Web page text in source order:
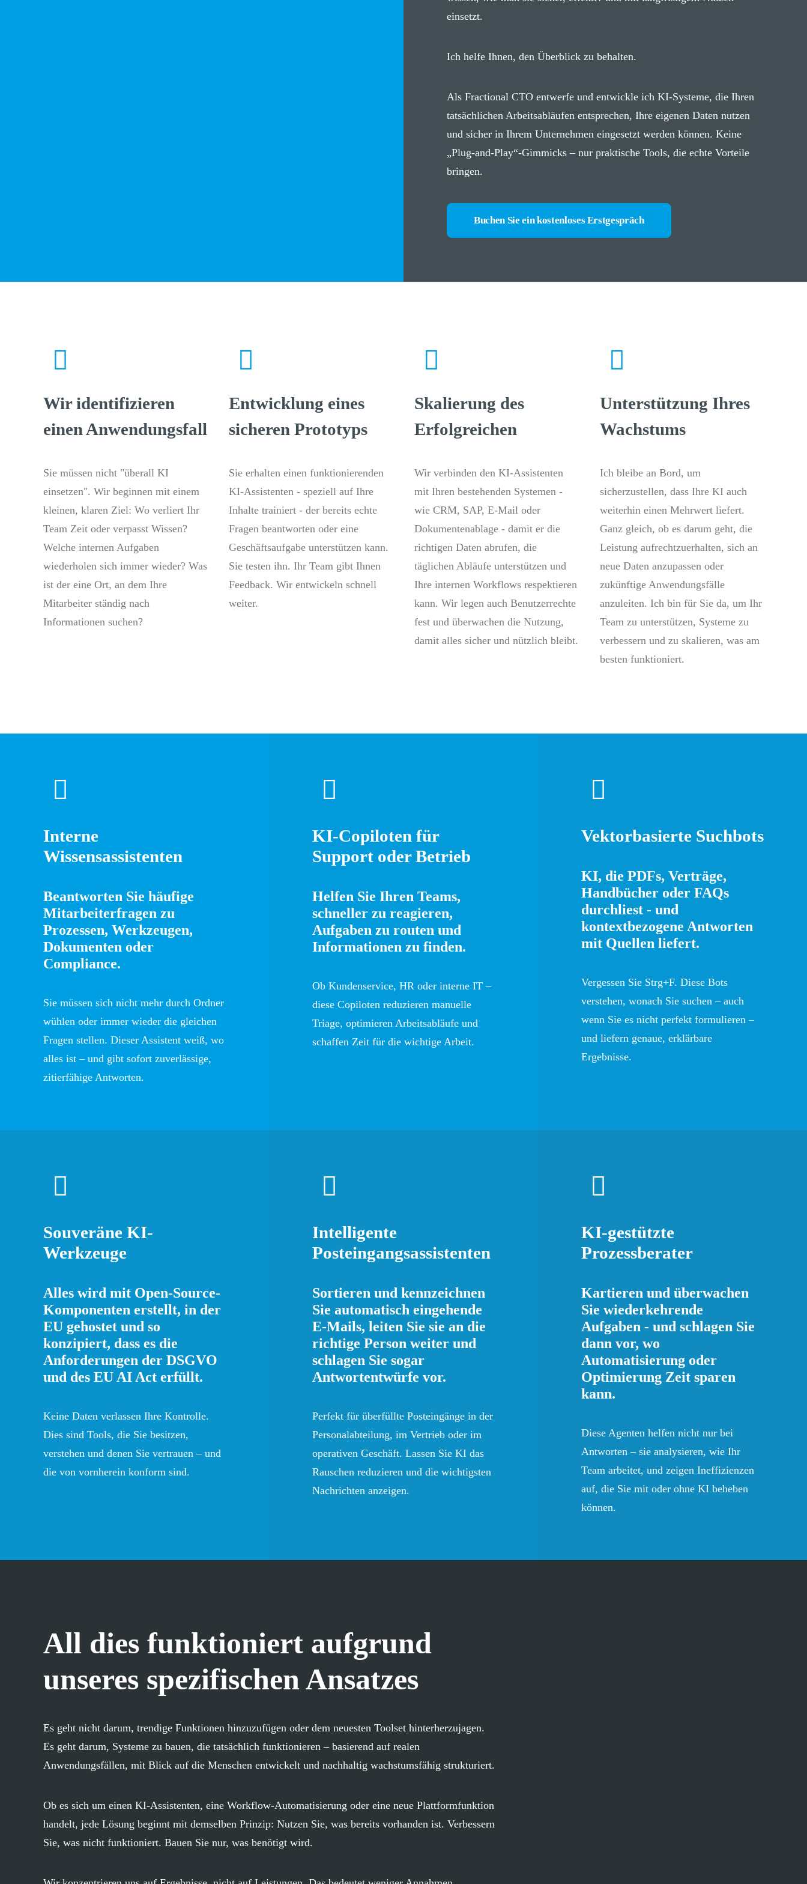
einsetzt.
Ich helfe Ihnen, den Überblick zu behalten.
Als Fractional CTO entwerfe und entwickle ich KI-Systeme, die Ihren
tatsächlichen Arbeitsabläufen entsprechen, Ihre eigenen Daten nutzen
und sicher in Ihrem Unternehmen eingesetzt werden können. Keine
„Plug-and-Play“-Gimmicks – nur praktische Tools, die echte Vorteile
bringen.
Buchen Sie ein kostenloses Erstgespräch
Wir identifizieren
einen Anwendungsfall
Sie müssen nicht "überall KI
einsetzen". Wir beginnen mit einem
kleinen, klaren Ziel: Wo verliert Ihr
Team Zeit oder verpasst Wissen?
Welche internen Aufgaben
wiederholen sich immer wieder? Was
ist der eine Ort, an dem Ihre
Mitarbeiter ständig nach
Informationen suchen?
Entwicklung eines
sicheren Prototyps
Sie erhalten einen funktionierenden
KI-Assistenten - speziell auf Ihre
Inhalte trainiert - der bereits echte
Fragen beantworten oder eine
Geschäftsaufgabe unterstützen kann.
Sie testen ihn. Ihr Team gibt Ihnen
Feedback. Wir entwickeln schnell
weiter.
Skalierung des
Erfolgreichen
Wir verbinden den KI-Assistenten
mit Ihren bestehenden Systemen -
wie CRM, SAP, E-Mail oder
Dokumentenablage - damit er die
richtigen Daten abrufen, die
täglichen Abläufe unterstützen und
Ihre internen Workflows respektieren
kann. Wir legen auch Benutzerrechte
fest und überwachen die Nutzung,
damit alles sicher und nützlich bleibt.
Unterstützung Ihres
Wachstums
Ich bleibe an Bord, um
sicherzustellen, dass Ihre KI auch
weiterhin einen Mehrwert liefert.
Ganz gleich, ob es darum geht, die
Leistung aufrechtzuerhalten, sich an
neue Daten anzupassen oder
zukünftige Anwendungsfälle
anzuleiten. Ich bin für Sie da, um Ihr
Team zu unterstützen, Systeme zu
verbessern und zu skalieren, was am
besten funktioniert.
Interne
Wissensassistenten
Beantworten Sie häufige
Mitarbeiterfragen zu
Prozessen, Werkzeugen,
Dokumenten oder
Compliance.
Sie müssen sich nicht mehr durch Ordner
wühlen oder immer wieder die gleichen
Fragen stellen. Dieser Assistent weiß, wo
alles ist – und gibt sofort zuverlässige,
zitierfähige Antworten.
KI-Copiloten für
Support oder Betrieb
Helfen Sie Ihren Teams,
schneller zu reagieren,
Aufgaben zu routen und
Informationen zu finden.
Ob Kundenservice, HR oder interne IT –
diese Copiloten reduzieren manuelle
Triage, optimieren Arbeitsabläufe und
schaffen Zeit für die wichtige Arbeit.
Vektorbasierte Suchbots
KI, die PDFs, Verträge,
Handbücher oder FAQs
durchliest - und
kontextbezogene Antworten
mit Quellen liefert.
Vergessen Sie Strg+F. Diese Bots
verstehen, wonach Sie suchen – auch
wenn Sie es nicht perfekt formulieren –
und liefern genaue, erklärbare
Ergebnisse.
Souveräne KI-
Werkzeuge
Alles wird mit Open-Source-
Komponenten erstellt, in der
EU gehostet und so
konzipiert, dass es die
Anforderungen der DSGVO
und des EU AI Act erfüllt.
Keine Daten verlassen Ihre Kontrolle.
Dies sind Tools, die Sie besitzen,
verstehen und denen Sie vertrauen – und
die von vornherein konform sind.
Intelligente
Posteingangsassistenten
Sortieren und kennzeichnen
Sie automatisch eingehende
E-Mails, leiten Sie sie an die
richtige Person weiter und
schlagen Sie sogar
Antwortentwürfe vor.
Perfekt für überfüllte Posteingänge in der
Personalabteilung, im Vertrieb oder im
operativen Geschäft. Lassen Sie KI das
Rauschen reduzieren und die wichtigsten
Nachrichten anzeigen.
KI-gestützte
Prozessberater
Kartieren und überwachen
Sie wiederkehrende
Aufgaben - und schlagen Sie
dann vor, wo
Automatisierung oder
Optimierung Zeit sparen
kann.
Diese Agenten helfen nicht nur bei
Antworten – sie analysieren, wie Ihr
Team arbeitet, und zeigen Ineffizienzen
auf, die Sie mit oder ohne KI beheben
können.
All dies funktioniert aufgrund
unseres spezifischen Ansatzes
Es geht nicht darum, trendige Funktionen hinzuzufügen oder dem neuesten Toolset hinterherzujagen.
Es geht darum, Systeme zu bauen, die tatsächlich funktionieren – basierend auf realen
Anwendungsfällen, mit Blick auf die Menschen entwickelt und nachhaltig wachstumsfähig strukturiert.
Ob es sich um einen KI-Assistenten, eine Workflow-Automatisierung oder eine neue Plattformfunktion
handelt, jede Lösung beginnt mit demselben Prinzip: Nutzen Sie, was bereits vorhanden ist. Verbessern
Sie, was nicht funktioniert. Bauen Sie nur, was benötigt wird.